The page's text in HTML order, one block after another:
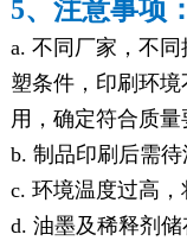
5、注意事项：
a. 不同厂家，不
塑条件，印刷环
用，确定符合质量
b. 制品印刷后需
c. 环境温度过高，
d. 油墨及稀释剂